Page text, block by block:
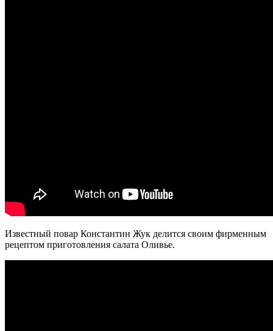
Известный повар Константин Жук делится своим фирменным
рецептом приготовления салата Оливье.